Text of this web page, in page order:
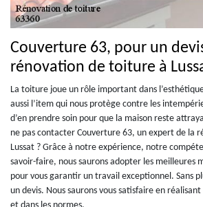
Couverture 63, pour un
rénovation de toiture à
La toiture joue un rôle important dans
aussi l’item qui nous protège contre les
d’en prendre soin pour que la maison reste
ne pas contacter Couverture 63, un expert de la
Lussat ? Grâce à notre expérience, notre
savoir-faire, nous saurons adopter les meilleures
pour vous garantir un travail exceptionnel. Sans
un devis. Nous saurons vous satisfaire en